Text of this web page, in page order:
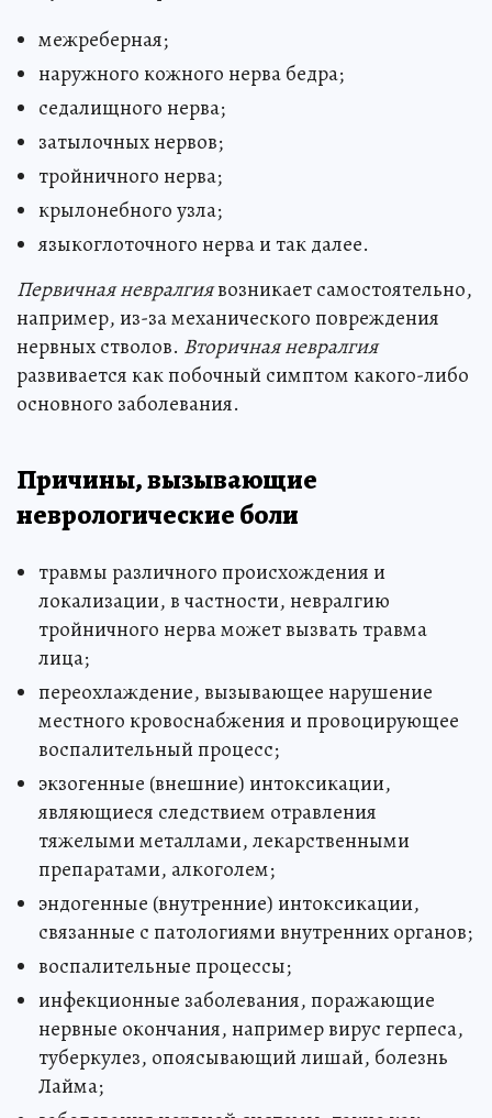
межреберная;
наружного кожного нерва бедра;
седалищного нерва;
затылочных нервов;
тройничного нерва;
крылонебного узла;
языкоглоточного нерва и так далее.
Первичная невралгиявозникает самостоятельно,
например, из-за механического повреждения
нервных стволов. Вторичная невралгия
развивается как побочный симптом какого-либо
основного заболевания.
Причины, вызывающие
неврологические боли
травмы различного происхождения и
локализации, в частности, невралгию
тройничного нерва может вызвать травма
лица;
переохлаждение, вызывающее нарушение
местного кровоснабжения и провоцирующее
воспалительный процесс;
экзогенные (внешние) интоксикации,
являющиеся следствием отравления
тяжелыми металлами, лекарственными
препаратами, алкоголем;
эндогенные (внутренние) интоксикации,
связанные с патологиями внутренних органов;
воспалительные процессы;
инфекционные заболевания, поражающие
нервные окончания, например вирус герпеса,
туберкулез, опоясывающий лишай, болезнь
Лайма;